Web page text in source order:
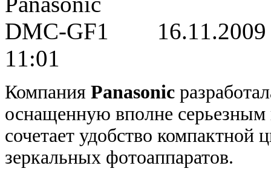
16.11.2009
11:01
Компания Panasonic
оснащенную вполне
сочетает удобство
зеркальных фотоаппаратов.